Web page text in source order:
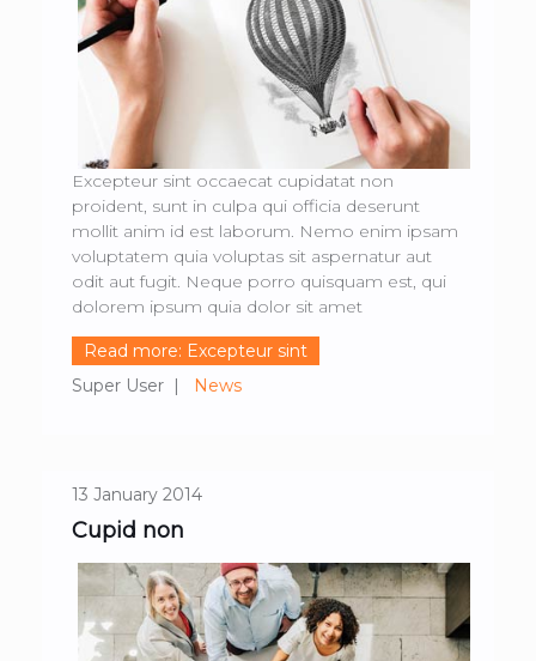
Super User News
Excepteur sint occaecat cupidatat non
proident, sunt in culpa qui officia deserunt
mollit anim id est laborum. Nemo enim ipsam
voluptatem quia voluptas sit aspernatur aut
odit aut fugit. Neque porro quisquam est, qui
dolorem ipsum quia dolor sit amet
Read more: Excepteur sint
13 January 2014
Cupid non